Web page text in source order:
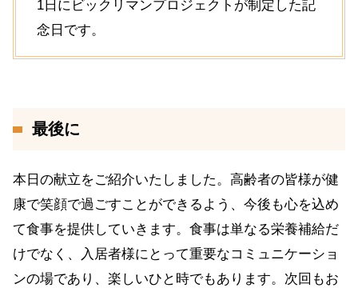
1日にビックリマンプロジェクトが制定した記
念日です。
最後に
本日の献立をご紹介いたしました。高齢者の皆様が健
康で笑顔で過ごすことができるよう、今後も心を込め
て食事を提供していきます。食事は単なる栄養補給だ
けでなく、入居者様にとって重要なコミュニケーショ
ンの場であり、楽しいひと時でもあります。次回もお